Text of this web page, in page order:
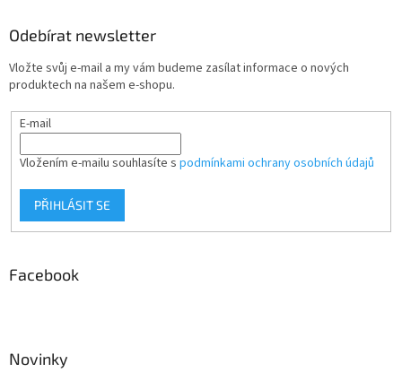
Odebírat newsletter
Vložte svůj e-mail a my vám budeme zasílat informace o nových
produktech na našem e-shopu.
E-mail
Vložením e-mailu souhlasíte s podmínkami ochrany osobních údajů
PŘIHLÁSIT SE
Facebook
Novinky